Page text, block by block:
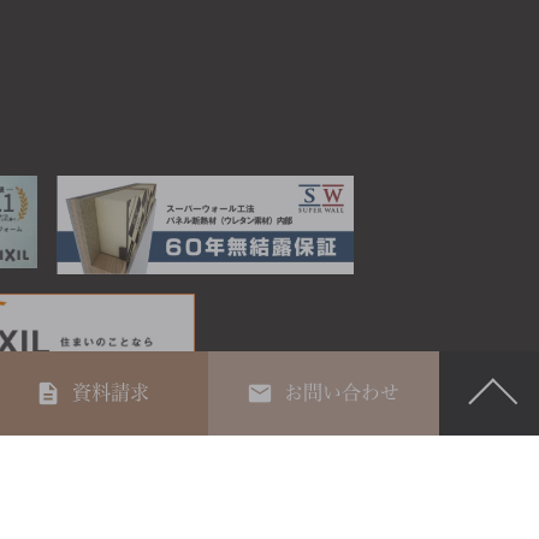
資料請求 お問い合わせ